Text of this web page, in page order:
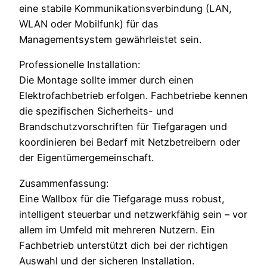
eine stabile Kommunikationsverbindung (LAN,
WLAN oder Mobilfunk) für das
Managementsystem gewährleistet sein.
Professionelle Installation:
Die Montage sollte immer durch einen
Elektrofachbetrieb erfolgen. Fachbetriebe kennen
die spezifischen Sicherheits- und
Brandschutzvorschriften für Tiefgaragen und
koordinieren bei Bedarf mit Netzbetreibern oder
der Eigentümergemeinschaft.
Zusammenfassung:
Eine Wallbox für die Tiefgarage muss robust,
intelligent steuerbar und netzwerkfähig sein – vor
allem im Umfeld mit mehreren Nutzern. Ein
Fachbetrieb unterstützt dich bei der richtigen
Auswahl und der sicheren Installation.